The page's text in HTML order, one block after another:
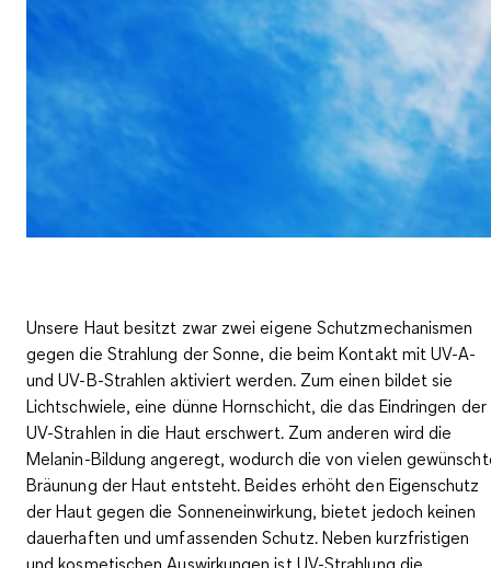
Unsere Haut besitzt zwar zwei eigene Schutzmechanismen
gegen die Strahlung der Sonne, die beim Kontakt mit UV-A-
und UV-B-Strahlen aktiviert werden. Zum einen bildet sie
Lichtschwiele, eine dünne Hornschicht, die das Eindringen der
UV-Strahlen in die Haut erschwert. Zum anderen wird die
Melanin-Bildung angeregt, wodurch die von vielen
Bräunung der Haut entsteht. Beides erhöht den Eigenschutz
der Haut gegen die Sonneneinwirkung, bietet jedoch keinen
dauerhaften und umfassenden Schutz. Neben kurzfristigen